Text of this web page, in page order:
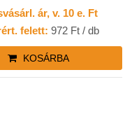
ár, v. 10 e. Ft
felett: 972 Ft / db
KOSÁRBA